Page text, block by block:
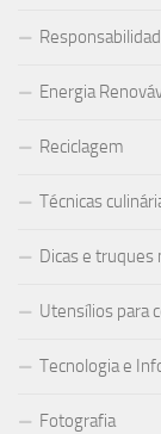
Energia
Reciclagem
Técnicas
Dicas e truques
Utensílios para
Tecnologia e
Fotografia